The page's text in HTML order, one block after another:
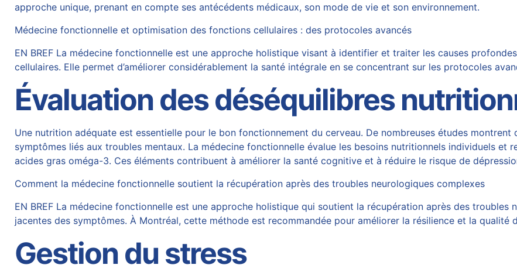
approche unique, prenant en compte ses antécédents médicaux, son mode de vie et son environnement.
Médecine fonctionnelle et optimisation des fonctions cellulaires : des protocoles avancés
EN BREF La médecine fonctionnelle est une approche holistique visant à identifier et traiter les causes
cellulaires. Elle permet d’améliorer considérablement la santé intégrale en se concentrant sur les protocoles
Évaluation des déséquilibres
Une nutrition adéquate est essentielle pour le bon fonctionnement du cerveau. De nombreuses études montrent
symptômes liés aux troubles mentaux. La médecine fonctionnelle évalue les besoins nutritionnels individuels et
acides gras oméga-3. Ces éléments contribuent à améliorer la santé cognitive et à réduire le risque de
Comment la médecine fonctionnelle soutient la récupération après des troubles neurologiques complexes
EN BREF La médecine fonctionnelle est une approche holistique qui soutient la récupération après des troubles
jacentes des symptômes. À Montréal, cette méthode est recommandée pour améliorer la résilience et la qualité
Gestion du stress